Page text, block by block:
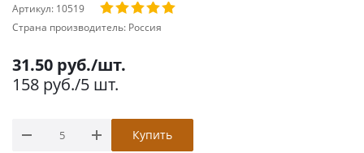
Артикул: 10519
Страна производитель: Россия
31.50 руб./шт.
158 руб./5 шт.
Купить